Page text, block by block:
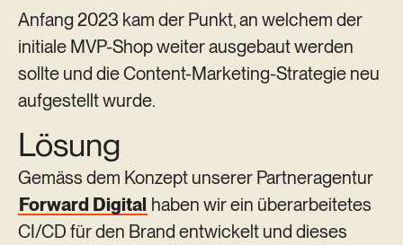
Anfang 2023 kam der Punkt, an welchem der
initiale MVP-Shop weiter ausgebaut werden
sollte und die Content-Marketing-Strategie neu
aufgestellt wurde.
Lösung
Gemäss dem Konzept unserer Partneragentur
Forward Digital haben wir ein überarbeitetes
CI/CD für den Brand entwickelt und dieses